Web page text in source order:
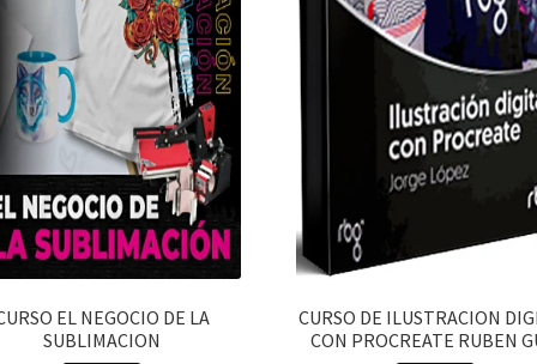
EL NEGOCIO DE LA
SUBLIMACION
CURSO DE ILUSTRACION
CON PROCREATE RUBEN